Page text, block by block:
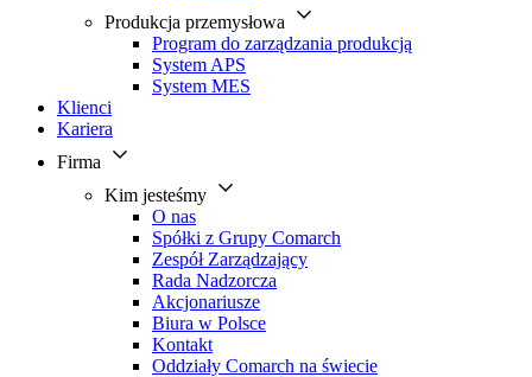
Produkcja przemysłowa
Program do zarządzania produkcją
System APS
System MES
Klienci
Kariera
Firma
Kim jesteśmy
O nas
Spółki z Grupy Comarch
Zespół Zarządzający
Rada Nadzorcza
Akcjonariusze
Biura w Polsce
Kontakt
Oddziały Comarch na świecie